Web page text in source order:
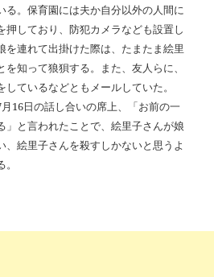
る。保育園には夫か自分以外の人間に
押しており、防犯カメラなども設置し
を連れて出掛けた際は、たまたま絵里
知って狼狽する。また、友人らに、
ているなどともメールしていた。
16日の話し合いの席上、「お前の一
」と言われたことで、絵里子さんが娘
、絵里子さんを殺すしかないと思うよ